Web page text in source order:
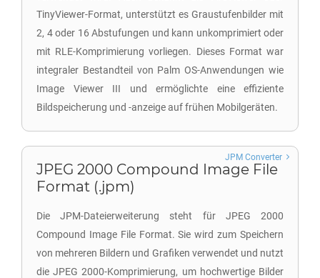
TinyViewer-Format, unterstützt es Graustufenbilder mit
2, 4 oder 16 Abstufungen und kann unkomprimiert oder
mit RLE-Komprimierung vorliegen. Dieses Format war
integraler Bestandteil von Palm OS-Anwendungen wie
Image Viewer III und ermöglichte eine effiziente
Bildspeicherung und -anzeige auf frühen Mobilgeräten.
JPEG 2000 Compound Image File
Format (.jpm)
Die JPM-Dateierweiterung steht für JPEG 2000
Compound Image File Format. Sie wird zum Speichern
von mehreren Bildern und Grafiken verwendet und nutzt
die JPEG 2000-Komprimierung, um hochwertige Bilder
JPM Converter